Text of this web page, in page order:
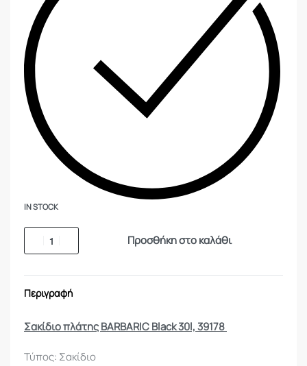
IN STOCK
Προσθήκη στο καλάθι
Περιγραφή
Σακίδιο πλάτης BARBARIC Black 30l, 39178
Τύπος: Σακίδιο